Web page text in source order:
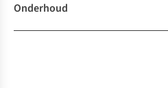
Onderhoud